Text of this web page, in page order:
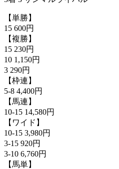
【単勝】
15 600円
【複勝】
15 230円
10 1,150円
3 290円
【枠連】
5-8 4,400円
【馬連】
10-15 14,580円
【ワイド】
10-15 3,980円
3-15 920円
3-10 6,760円
【馬単】